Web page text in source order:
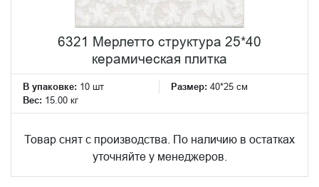
6321 Мерлетто структура 25*40
керамическая плитка
В упаковке: 10 шт Размер: 40*25 см
Вес: 15.00 кг
Товар снят с производства. По наличию в остатках
уточняйте у менеджеров.